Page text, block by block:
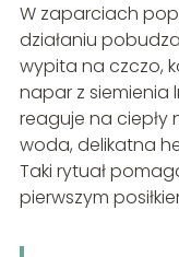
W zaparciach
działaniu
wypita na czczo,
napar z siemienia
reaguje na ciepły
woda, delikatna
Taki rytuał
pierwszym